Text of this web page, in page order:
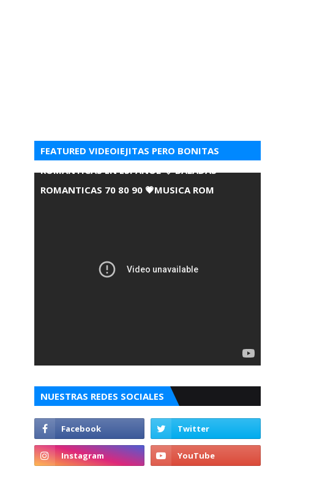
FEATURED VIDEOIEJITAS PERO BONITAS
ROMANTICAS EN ESPANOL 💘 BALADAS
ROMANTICAS 70 80 90 💗MUSICA ROM
NUESTRAS REDES SOCIALES